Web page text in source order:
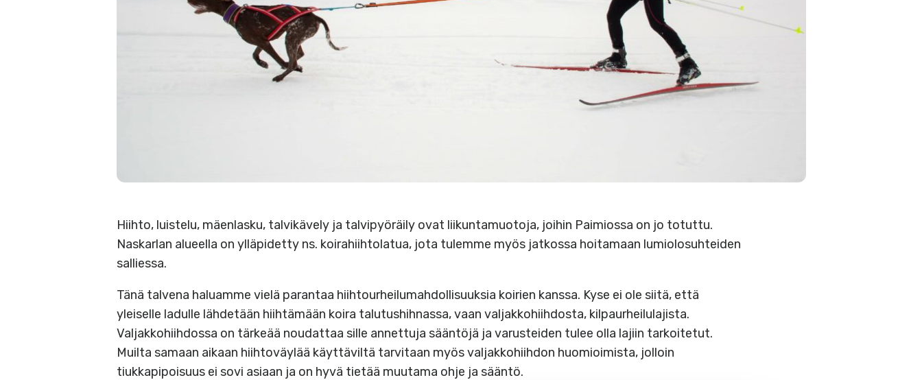
Hiihto, luistelu, mäenlasku, talvikävely ja talvipyöräily ovat liikuntamuotoja, joihin Paimiossa on jo totuttu.
Naskarlan alueella on ylläpidetty ns. koirahiihtolatua, jota tulemme myös jatkossa hoitamaan lumiolosuhteiden
salliessa.
Tänä talvena haluamme vielä parantaa hiihtourheilumahdollisuuksia koirien kanssa. Kyse ei ole siitä, että
yleiselle ladulle lähdetään hiihtämään koira talutushihnassa, vaan valjakkohiihdosta, kilpaurheilulajista.
Valjakkohiihdossa on tärkeää noudattaa sille annettuja sääntöjä ja varusteiden tulee olla lajiin tarkoitetut.
Muilta samaan aikaan hiihtoväylää käyttäviltä tarvitaan myös valjakkohiihdon huomioimista, jolloin
tiukkapipoisuus ei sovi asiaan ja on hyvä tietää muutama ohje ja sääntö.